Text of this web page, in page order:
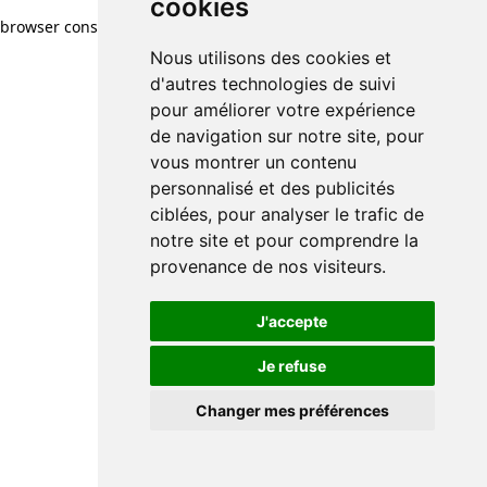
cookies
Nous utilisons des cookies et
d'autres technologies de suivi
pour améliorer votre expérience
de navigation sur notre site, pour
vous montrer un contenu
personnalisé et des publicités
ciblées, pour analyser le trafic de
notre site et pour comprendre la
provenance de nos visiteurs.
J'accepte
Je refuse
Changer mes préférences
browser console for more information)